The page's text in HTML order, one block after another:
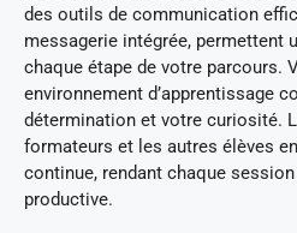
des outils de communication
messagerie intégrée, permettent
chaque étape de votre parcours.
environnement d’apprentissage
détermination et votre curiosité.
formateurs et les autres élèves
continue, rendant chaque
productive.